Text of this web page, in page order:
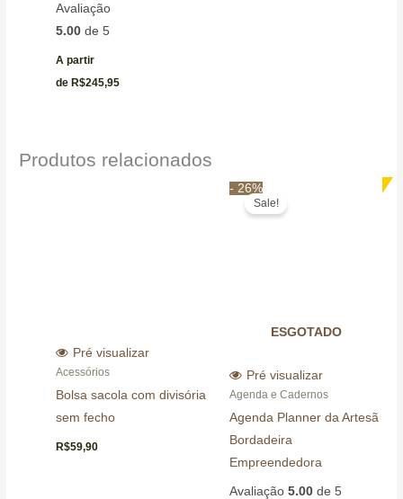
Avaliação
5.00 de 5
A partir
de R$245,95
Produtos relacionados
Pré visualizar
Acessórios
Bolsa sacola com divisória
sem fecho
R$59,90
- 26%
ESGOTADO
Pré visualizar
Sale!
Agenda e Cadernos
Agenda Planner da Artesã
Bordadeira
Empreendedora
Avaliação 5.00de 5
original